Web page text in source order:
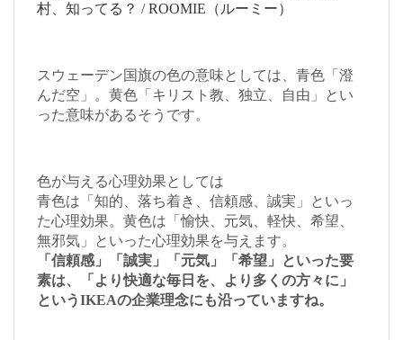
村、知ってる？ / ROOMIE（ルーミー）
スウェーデン国旗の色の意味としては、青色「澄
んだ空」。黄色「キリスト教、独立、自由」とい
った意味があるそうです。
色が与える心理効果としては
青色は「知的、落ち着き、信頼感、誠実」といっ
た心理効果。黄色は「愉快、元気、軽快、希望、
無邪気」といった心理効果を与えます。
「信頼感」「誠実」「元気」「希望」といった要
素は、「より快適な毎日を、より多くの方々に」
というIKEAの企業理念にも沿っていますね。